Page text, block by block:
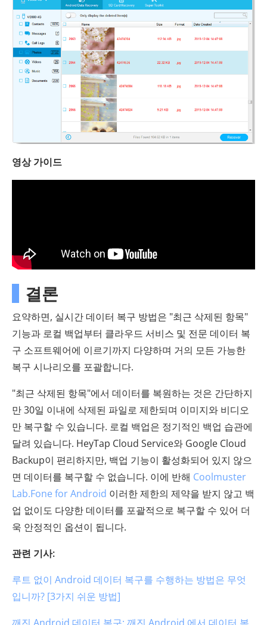
영상 가이드
결론
요약하면, 실시간 데이터 복구 방법은 "최근 삭제된 항목"
기능과 로컬 백업부터 클라우드 서비스 및 전문 데이터 복
구 소프트웨어에 이르기까지 다양하며 거의 모든 가능한
복구 시나리오를 포괄합니다.
"최근 삭제된 항목"에서 데이터를 복원하는 것은 간단하지
만 30일 이내에 삭제된 파일로 제한되며 이미지와 비디오
만 복구할 수 있습니다. 로컬 백업은 정기적인 백업 습관에
달려 있습니다. HeyTap Cloud Service와 Google Cloud
Backup이 편리하지만, 백업 기능이 활성화되어 있지 않으
면 데이터를 복구할 수 없습니다. 이에 반해 Coolmuster
Lab.Fone for Android 이러한 제한의 제약을 받지 않고 백
업 없이도 다양한 데이터를 포괄적으로 복구할 수 있어 더
욱 안정적인 옵션이 됩니다.
관련 기사:
루트 없이 Android 데이터 복구를 수행하는 방법은 무엇
입니까? [3가지 쉬운 방법]